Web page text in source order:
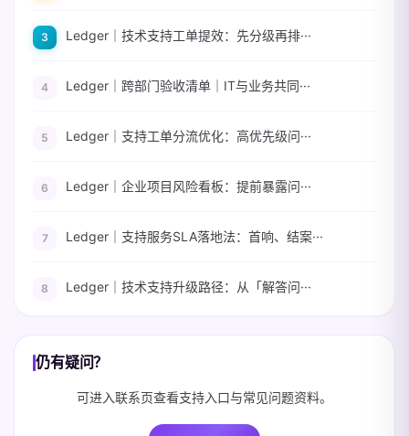
Ledger｜技术支持工单提效：先分级再排···
Ledger｜跨部门验收清单｜IT与业务共同···
Ledger｜支持工单分流优化：高优先级问···
Ledger｜企业项目风险看板：提前暴露问···
Ledger｜支持服务SLA落地法：首响、结案···
Ledger｜技术支持升级路径：从「解答问···
仍有疑问？
可进入联系页查看支持入口与常见问题资料。